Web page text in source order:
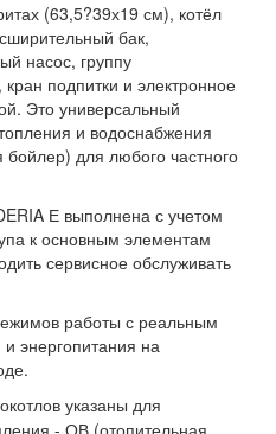
(63,5?39х19 см), котёл
бак,
насос, группу
подпитки и электронное
Это универсальный
и водоснабжения
для любого частного
Е выполнена с учетом
к основным элементам
сервисное обслуживать
работы с реальным
энергопитания на
указаны для
- ОВ (отопительная